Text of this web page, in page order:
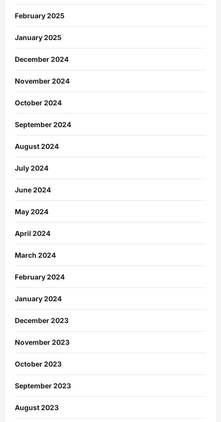
February 2025
January 2025
December 2024
November 2024
October 2024
September 2024
August 2024
July 2024
June 2024
May 2024
April 2024
March 2024
February 2024
January 2024
December 2023
November 2023
October 2023
September 2023
August 2023